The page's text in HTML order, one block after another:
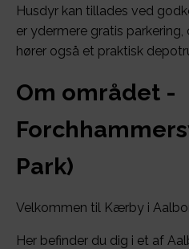
Husdyr kan tillades ved
er ydermere gratis
hører også et praktisk
Om området -
Park)
Velkommen til Kærby i
Her befinder du dig i et af